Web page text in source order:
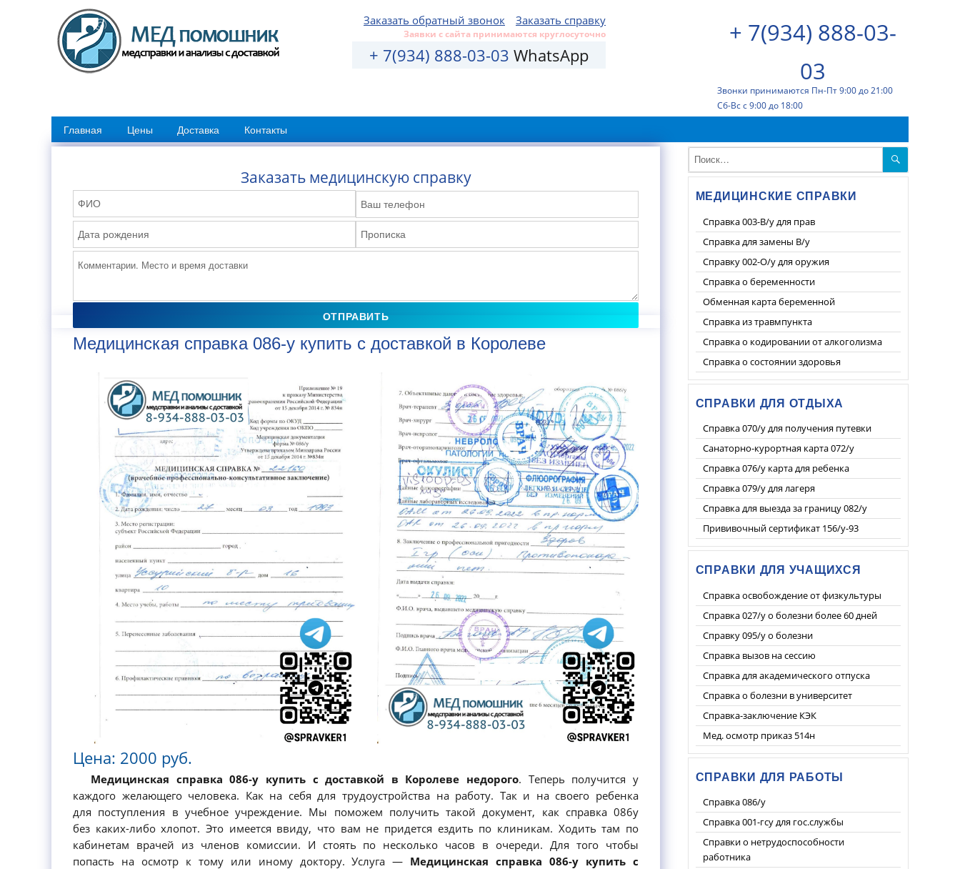
Заказать справку
Заказать обратный звонок
Заявки с сайта принимаются круглосуточно
+ 7(934) 888-03-03 WhatsApp
+ 7(934) 888-03-
03
Звонки принимаются Пн-Пт 9:00 до 21:00
Сб-Вс с 9:00 до 18:00
Главная Цены Доставка Контакты
Заказать медицинскую справку
Медицинская справка 086-у купить с доставкой в Королеве
Цена: 2000 руб.
Медицинская справка 086-у купить с доставкой в Королеве недорого. Теперь получится у
каждого желающего человека. Как на себя для трудоустройства на работу. Так и на своего ребенка
для поступления в учебное учреждение. Мы поможем получить такой документ, как справка 086у
без каких-либо хлопот. Это имеется ввиду, что вам не придется ездить по клиникам. Ходить там по
кабинетам врачей из членов комиссии. И стоять по несколько часов в очереди. Для того чтобы
попасть на осмотр к тому или иному доктору. Услуга — Медицинская справка 086-у купить с
Искать: ПОИСК
МЕДИЦИНСКИЕ СПРАВКИ
Справка 003-В/у для прав
Справка для замены В/у
Справку 002-О/у для оружия
Справка о беременности
Обменная карта беременной
Справка из травмпункта
Справка о кодировании от алкоголизма
Справка о состоянии здоровья
СПРАВКИ ДЛЯ ОТДЫХА
Справка 070/у для получения путевки
Санаторно-курортная карта 072/у
Справка 076/у карта для ребенка
Справка 079/у для лагеря
Справка для выезда за границу 082/у
Прививочный сертификат 156/у-93
СПРАВКИ ДЛЯ УЧАЩИХСЯ
Справка освобождение от физкультуры
Справка 027/у о болезни более 60 дней
Справку 095/у о болезни
Справка вызов на сессию
Справка для академического отпуска
Справка о болезни в университет
Справка-заключение КЭК
Мед. осмотр приказ 514н
СПРАВКИ ДЛЯ РАБОТЫ
Справка 086/у
Справка 001-гсу для гос.службы
Справки о нетрудоспособности
работника